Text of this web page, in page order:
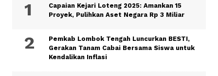
Capaian Kejari Loteng 2025: Amankan 15
Proyek, Pulihkan Aset Negara Rp 3 Miliar
Pemkab Lombok Tengah Luncurkan BESTI,
Gerakan Tanam Cabai Bersama Siswa untuk
Kendalikan Inflasi